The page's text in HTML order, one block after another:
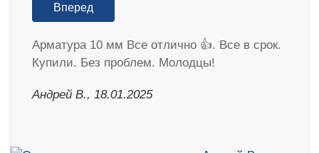
Вперед
Арматура 10 мм Все отлично 👍. Все в срок.
Купили. Без проблем. Молодцы!
Андрей В., 18.01.2025